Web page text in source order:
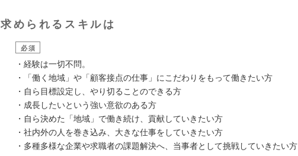
求められるスキルは
必須
・経験は一切不問。
・「働く地域」や「顧客接点の仕事」にこだわりをもって働きたい方
・自ら目標設定し、やり切ることのできる方
・成長したいという強い意欲のある方
・自ら決めた「地域」で働き続け、貢献していきたい方
・社内外の人を巻き込み、大きな仕事をしていきたい方
・多種多様な企業や求職者の課題解決へ、当事者として挑戦していきたい方